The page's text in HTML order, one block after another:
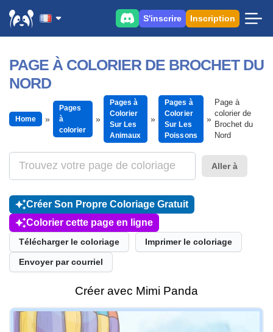
S'inscrire Inscription
PAGE À COLORIER DE BROCHET DU
NORD
Home
Pages
à
colorier
Pages à
Colorier
Sur Les
Animaux
Pages à
Colorier
Sur Les
Poissons
Page à
colorier de
Brochet du
Nord
Aller à
Créer Son Propre Coloriage Gratuit
Colorier cette page en ligne
Télécharger le coloriage Imprimer le coloriage
Envoyer par courriel
Créer avec Mimi Panda